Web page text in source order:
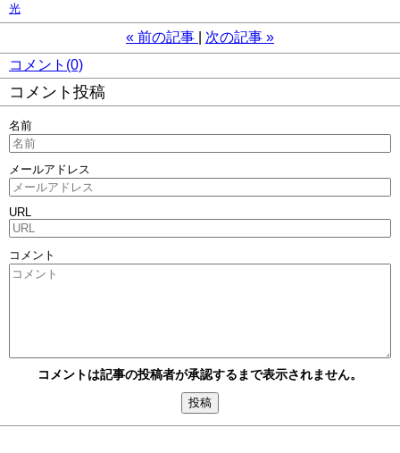
光
« 前の記事 次の記事 »
コメント(0)
コメント投稿
名前
メールアドレス
URL
コメント
コメントは記事の投稿者が承認するまで表示されません。